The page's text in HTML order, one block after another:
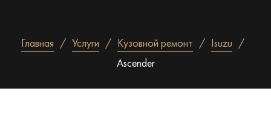
Главная Услуги Кузовной ремонт
Isuzu
Ascender